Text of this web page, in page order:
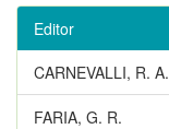
Editor
CARNEVALLI, R. A.
FARIA, G. R.